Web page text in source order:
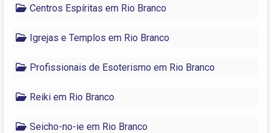
Centros Espíritas em Rio Branco
Igrejas e Templos em Rio Branco
Profissionais de Esoterismo em Rio Branco
Reiki em Rio Branco
Seicho-no-ie em Rio Branco